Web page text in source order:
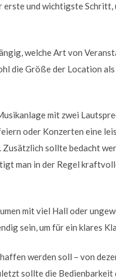
und wichtigste Schritt,
welche Art von
die Größe der Location als
mit zwei
oder Konzerten eine
sollte bedacht
man in der Regel
mit viel Hall oder
sein, um für ein klares
werden soll – von
sollte die Bedienbarkeit